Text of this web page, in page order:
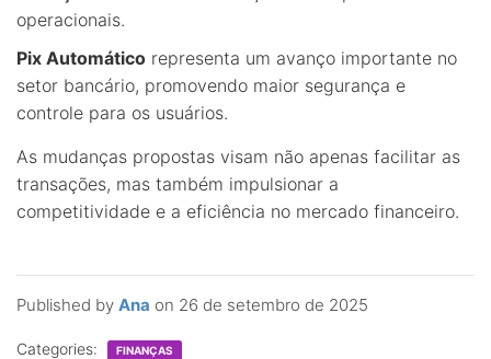
Published by Ana on 26 de setembro de 2025
operacionais.
Pix Automático representa um avanço importante no
setor bancário, promovendo maior segurança e
controle para os usuários.
As mudanças propostas visam não apenas facilitar as
transações, mas também impulsionar a
competitividade e a eficiência no mercado financeiro.
Categories: FINANÇAS